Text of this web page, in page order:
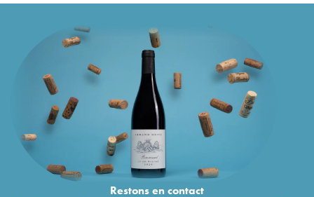
Restons encontact